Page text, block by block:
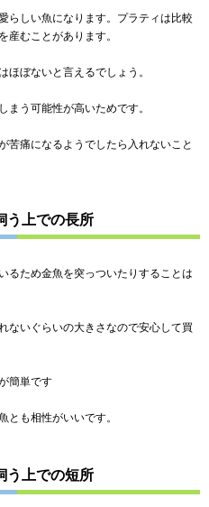
らしい魚になります。プラティは比較
産むことがあります。
ほぼないと言えるでしょう。
まう可能性が高いためです。
苦痛になるようでしたら入れないこと
う上での長所
るため金魚を突っついたりすることは
ないぐらいの大きさなので安心して買
簡単です
とも相性がいいです。
う上での短所